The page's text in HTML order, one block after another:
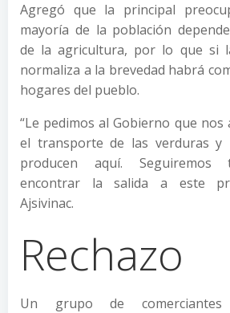
Agregó que la principal
mayoría de la población
de la agricultura, por lo que si
normaliza a la brevedad habrá
hogares del pueblo.
“Le pedimos al Gobierno que
el transporte de las verduras y
producen aquí. Seguiremos
encontrar la salida a este
Ajsivinac.
Rechazo
Un grupo de comerciantes